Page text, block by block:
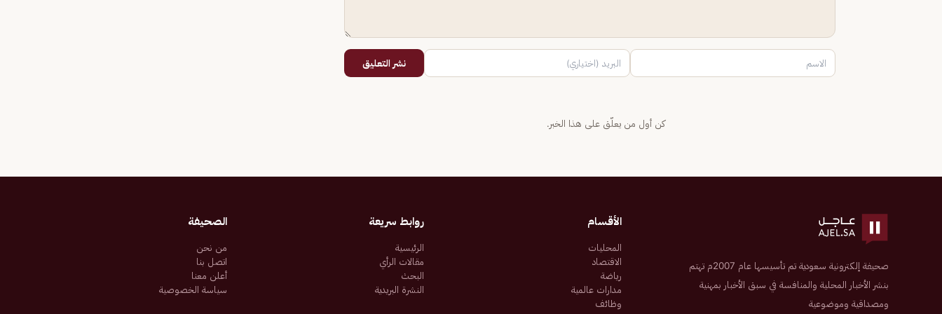
نشر التعليق
كن أول من يعلّق على هذا الخبر.
صحيفة إلكترونية سعودية تم تأسيسها عام 2007م تهتم
بنشر الأخبار المحلية والمنافسة في سبق الأخبار بمهنية
ومصداقية وموضوعية
الأقسام
المحليات
الاقتصاد
رياضة
مدارات عالمية
وظائف
روابط سريعة
الرئيسية
مقالات الرأي
البحث
النشرة البريدية
الصحيفة
من نحن
اتصل بنا
أعلن معنا
سياسة الخصوصية